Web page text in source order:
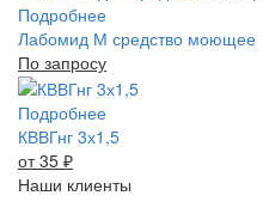
Подробнее
Лабомид М средство моющее
По запросу
Подробнее
КВВГнг 3х1,5
от 35 ₽
Наши клиенты